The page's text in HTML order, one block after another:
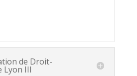
de Droit-
Lyon III